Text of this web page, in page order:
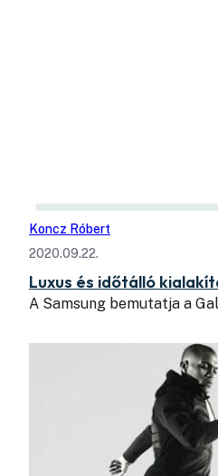
Koncz Róbert
2020.09.22.
Luxus és időtálló
A Samsung bemutatja a